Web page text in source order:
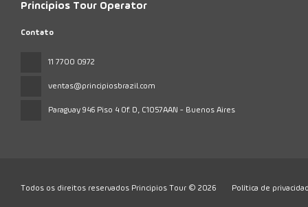
Principios Tour Operator
Contato
11 7700 0972
ventas@principiosbrazil.com
Paraguay 946 Piso 4 Of. D, C1057AAN - Buenos Aires
Todos os direitos reservados Principios Tour © 2026 Política de